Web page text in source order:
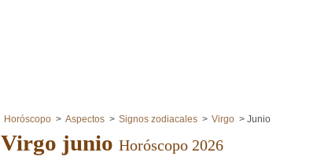
Horóscopo Aspectos Signos zodiacales Virgo Junio​​
Virgo junio​​ Horóscopo 2026